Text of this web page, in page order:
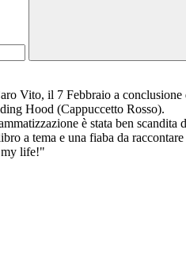
Vito, il 7 Febbraio a
Hood (Cappuccetto Rosso).
è stata ben
a tema e una fiaba da
my life!"